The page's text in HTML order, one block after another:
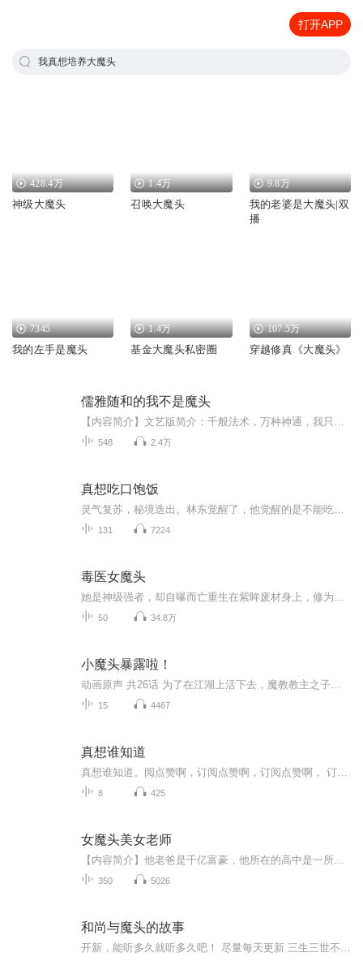
打开APP
我真想培养大魔头
428.4万
神级大魔头
1.4万
召唤大魔头
9.8万
我的老婆是大魔头|双
播
7345
我的左手是魔头
1.4万
基金大魔头私密圈
107.5万
穿越修真《大魔头》
儒雅随和的我不是魔头
548 2.4万
真想吃口饱饭
131 7224
毒医女魔头
50 34.8万
小魔头暴露啦！
15 4467
真想谁知道
8 425
女魔头美女老师
350 5026
和尚与魔头的故事